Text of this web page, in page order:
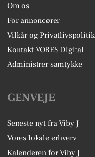
Om os
For annoncører
Vilkår og Privatlivspolitik
Kontakt VORES Digital
Administrer samtykke
GENVEJE
Seneste nyt fra Viby J
Vores lokale erhverv
Kalenderen for Viby J